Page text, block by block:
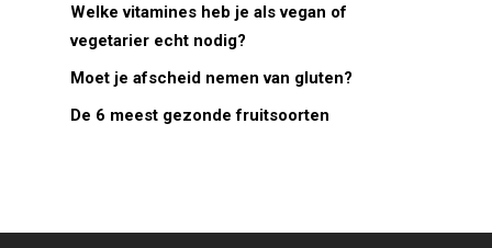
Welke vitamines heb je als vegan of
vegetarier echt nodig?
Moet je afscheid nemen van gluten?
De 6 meest gezonde fruitsoorten